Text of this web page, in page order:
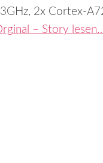
2x Cortex-
– Story